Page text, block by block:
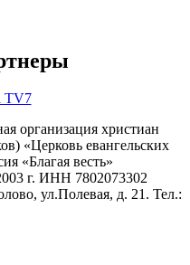
организация христиан
«Церковь евангельских
«Благая весть»
г. ИНН 7802073302
ул.Полевая, д. 21. Тел.: